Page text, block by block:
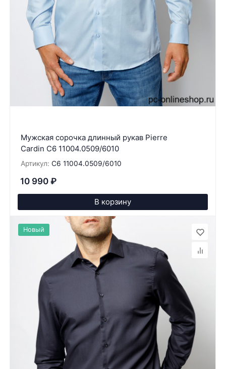
Мужская сорочка длинный рукав Pierre
Cardin C6 11004.0509/6010
Артикул: C6 11004.0509/6010
10 990 ₽
В корзину
Новый